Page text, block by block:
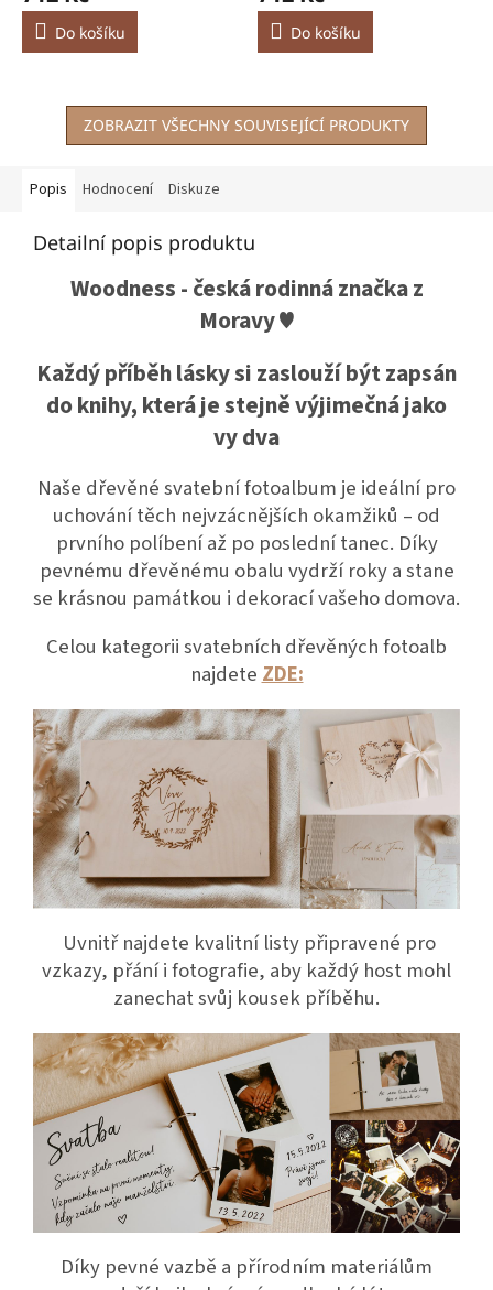
5,0
hvězdiček.
Do košíku
5,0
hvězdiček.
Do košíku
ZOBRAZIT VŠECHNY SOUVISEJÍCÍ PRODUKTY
Popis Hodnocení Diskuze
Detailní popis produktu
Woodness - česká rodinná značka z
Moravy ♥
Každý příběh lásky si zaslouží být zapsán
do knihy, která je stejně výjimečná jako
vy dva
Naše dřevěné svatební fotoalbum je ideální pro
uchování těch nejvzácnějších okamžiků – od
prvního políbení až po poslední tanec. Díky
pevnému dřevěnému obalu vydrží roky a stane
se krásnou památkou i dekorací vašeho domova.
Celou kategorii svatebních dřevěných fotoalb
najdete ZDE:
Uvnitř najdete kvalitní listy připravené pro
vzkazy, přání i fotografie, aby každý host mohl
zanechat svůj kousek příběhu.
Díky pevné vazbě a přírodním materiálům